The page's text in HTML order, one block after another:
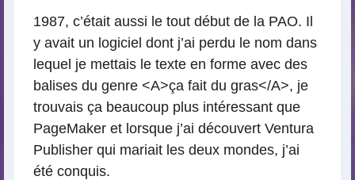
1987, c’était aussi le tout début de la PAO. Il
y avait un logiciel dont j’ai perdu le nom dans
lequel je mettais le texte en forme avec des
balises du genre <A>ça fait du gras</A>, je
trouvais ça beaucoup plus intéressant que
PageMaker et lorsque j’ai découvert Ventura
Publisher qui mariait les deux mondes, j’ai
été conquis.